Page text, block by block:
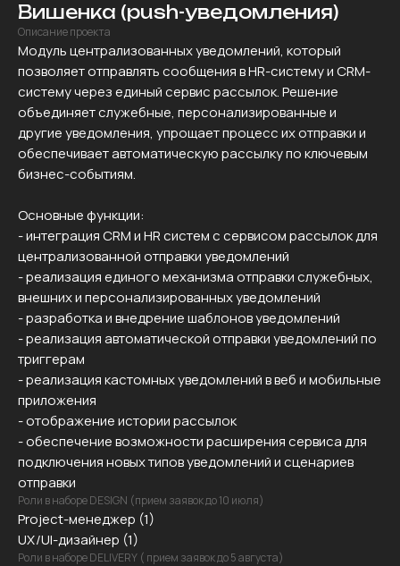
Вишенка (push-уведомления)
Описание проекта
Модуль централизованных уведомлений, который
позволяет отправлять сообщения в HR-систему и CRM-
систему через единый сервис рассылок. Решение
объединяет служебные, персонализированные и
другие уведомления, упрощает процесс их отправки и
обеспечивает автоматическую рассылку по ключевым
бизнес-событиям.
Основные функции:
- интеграция CRM и HR систем с сервисом рассылок для
централизованной отправки уведомлений
- реализация единого механизма отправки служебных,
внешних и персонализированных уведомлений
- разработка и внедрение шаблонов уведомлений
- реализация автоматической отправки уведомлений по
триггерам
- реализация кастомных уведомлений в веб и мобильные
приложения
- отображение истории рассылок
- обеспечение возможности расширения сервиса для
подключения новых типов уведомлений и сценариев
отправки
Роли в наборе DESIGN (прием заявок до 10 июля)
Project-менеджер (1)
UX/UI-дизайнер (1)
Роли в наборе DELIVERY ( прием заявок до 5 августа)